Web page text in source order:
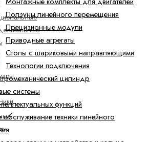
Ползуны линейного перемещения
Прецизионные модули
Приводные агрегаты
Столы с шариковыми направляющими
Технологии подключения
цилиндр
системы
функций
техники линейного